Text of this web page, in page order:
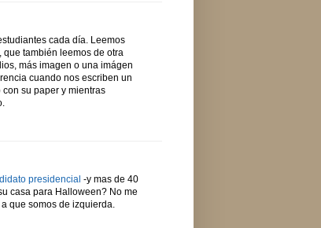
cada día. Leemos
que también leemos de otra
más imagen o una imágen
cuando nos escriben un
su paper y mientras
presidencial -y mas de 40
casa para Halloween? No me
que somos de izquierda.